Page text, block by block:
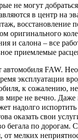
не могут
в центр на
восстановление
оригинального
и салона – все
приемлемые
автомобиля FAW.
эксплуатации
к сожалению,
мире не вечно. Даже
надолго
оказать свои
бегала по дорогам.
от мелких